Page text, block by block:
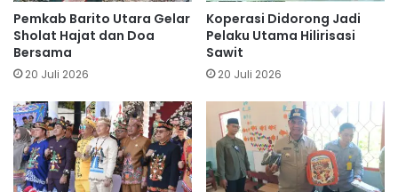
Pemkab Barito Utara Gelar
Sholat Hajat dan Doa
Bersama
20 Juli 2026
Koperasi Didorong Jadi
Pelaku Utama Hilirisasi
Sawit
20 Juli 2026